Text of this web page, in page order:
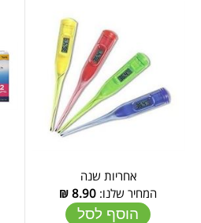
אחריות שנה
המחיר שלנו: 8.90
₪
הוסף לסל